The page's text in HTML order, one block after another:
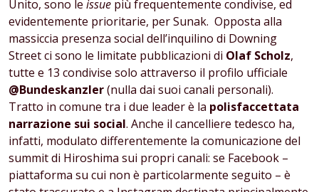
Unito, sono le issue più frequentemente condivise, ed
evidentemente prioritarie, per Sunak. Opposta alla
massiccia presenza social dell’inquilino di Downing
Street ci sono le limitate pubblicazioni di Olaf Scholz,
tutte e 13 condivise solo attraverso il profilo ufficiale
@Bundeskanzler(nulla dai suoi canali personali).
Tratto in comune tra i due leader è la polisfaccettata
narrazione sui social. Anche il cancelliere tedesco ha,
infatti, modulato differentemente la comunicazione del
summit di Hiroshima sui propri canali: se Facebook –
piattaforma su cui non è particolarmente seguito – è